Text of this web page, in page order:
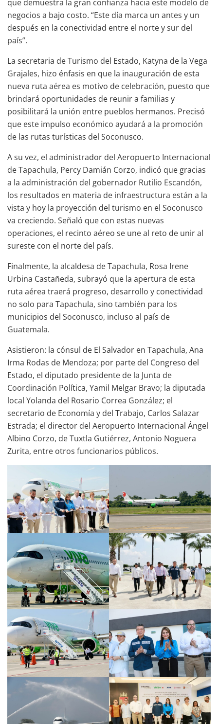
que demuestra la gran confianza hacia este modelo de
negocios a bajo costo. “Este día marca un antes y un
después en la conectividad entre el norte y sur del
país”.
La secretaria de Turismo del Estado, Katyna de la Vega
Grajales, hizo énfasis en que la inauguración de esta
nueva ruta aérea es motivo de celebración, puesto que
brindará oportunidades de reunir a familias y
posibilitará la unión entre pueblos hermanos. Precisó
que este impulso económico ayudará a la promoción
de las rutas turísticas del Soconusco.
A su vez, el administrador del Aeropuerto Internacional
de Tapachula, Percy Damián Corzo, indicó que gracias
a la administración del gobernador Rutilio Escandón,
los resultados en materia de infraestructura están a la
vista y hoy la proyección del turismo en el Soconusco
va creciendo. Señaló que con estas nuevas
operaciones, el recinto aéreo se une al reto de unir al
sureste con el norte del país.
Finalmente, la alcaldesa de Tapachula, Rosa Irene
Urbina Castañeda, subrayó que la apertura de esta
ruta aérea traerá progreso, desarrollo y conectividad
no solo para Tapachula, sino también para los
municipios del Soconusco, incluso al país de
Guatemala.
Asistieron: la cónsul de El Salvador en Tapachula, Ana
Irma Rodas de Mendoza; por parte del Congreso del
Estado, el diputado presidente de la Junta de
Coordinación Política, Yamil Melgar Bravo; la diputada
local Yolanda del Rosario Correa González; el
secretario de Economía y del Trabajo, Carlos Salazar
Estrada; el director del Aeropuerto Internacional Ángel
Albino Corzo, de Tuxtla Gutiérrez, Antonio Noguera
Zurita, entre otros funcionarios públicos.